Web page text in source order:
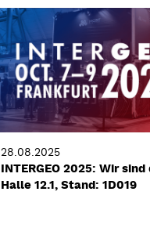
28.08.2025
INTERGEO 2025: Wir sind
Halle 12.1, Stand: 1D019